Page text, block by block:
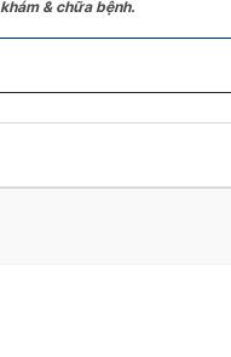
& chữa bệnh.